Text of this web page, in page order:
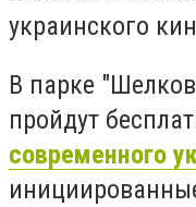
украинского
В парке
пройдут
современного